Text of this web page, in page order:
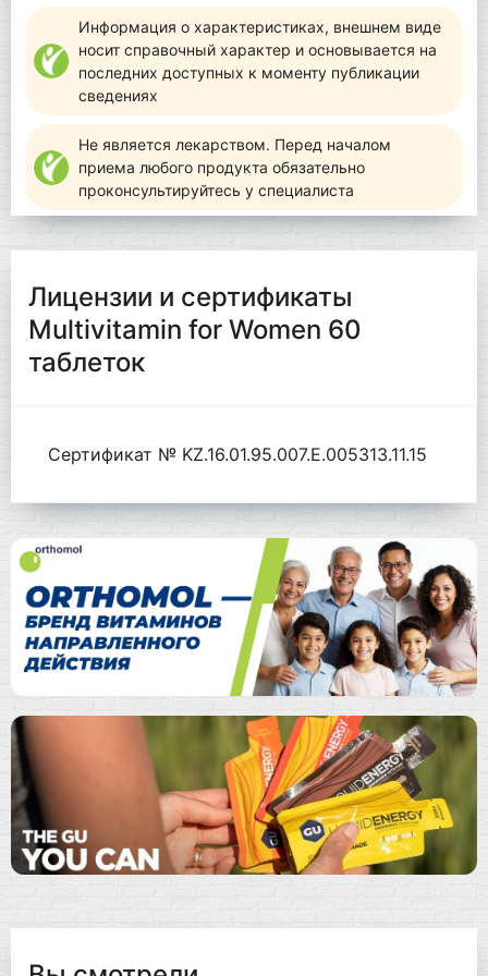
Информация о характеристиках, внешнем виде
носит справочный характер и основывается на
последних доступных к моменту публикации
сведениях
Не является лекарством. Перед началом
приема любого продукта обязательно
проконсультируйтесь у специалиста
Лицензии и сертификаты
Multivitamin for Women 60
таблеток
Сертификат № KZ.16.01.95.007.Е.005313.11.15